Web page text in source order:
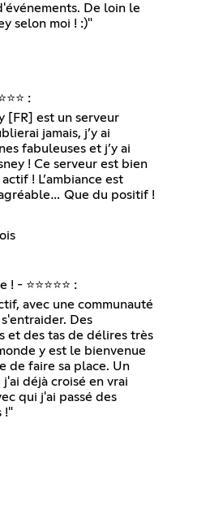
De loin le
selon moi ! :)"
:
[FR] est un serveur
jamais, j’y ai
fabuleuses et j’y ai
! Ce serveur est bien
! L’ambiance est
Que du positif !
- ⭐⭐⭐⭐⭐ :
avec une communauté
Des
et des tas de délires très
y est le bienvenue
de faire sa place. Un
déjà croisé en vrai
qui j'ai passé des
!"